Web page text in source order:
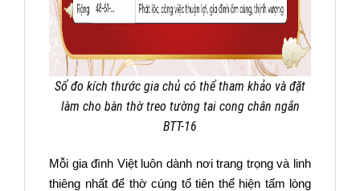
Số đo kích thước gia chủ có thể tham khảo và đặt
làm cho bàn thờ treo tường tai cong chân ngắn
BTT-16
Mỗi gia đình Việt luôn dành nơi trang trọng và linh
thiêng nhất để thờ cúng tổ tiên thể hiện tấm lòng